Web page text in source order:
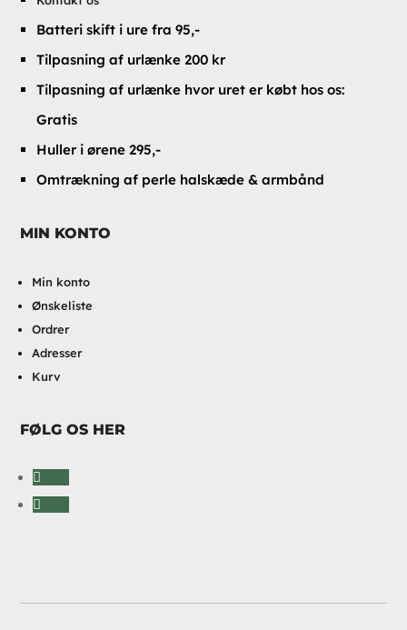
Batteri skift i ure fra 95,-
Tilpasning af urlænke 200 kr
Tilpasning af urlænke hvor uret er købt hos os:
Gratis
Huller i ørene 295,-
Omtrækning af perle halskæde & armbånd
MIN KONTO
Min konto
Ønskeliste
Ordrer
Adresser
Kurv
FØLG OS HER